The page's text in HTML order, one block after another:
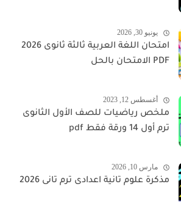
يونيو 30, 2026
امتحان اللغة العربية ثالثة ثانوى 2026
PDF الامتحان بالحل
أغسطس 12, 2023
ملخص رياضيات للصف الأول الثانوى
ترم أول 14 ورقة فقط pdf
مارس 10, 2026
مذكرة علوم تانية اعدادى ترم تانى 2026